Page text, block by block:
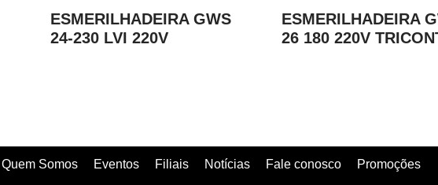
ESMERILHADEIRA GWS
24-230 LVI 220V
ESMERILHADEIRA
26 180 220V
Quem Somos Eventos Filiais Notícias Fale conosco Promoções